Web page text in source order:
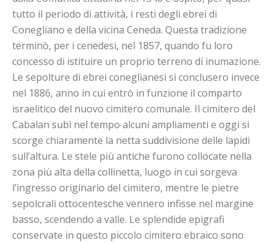
tutto il periodo di attività, i resti degli ebrei di
Conegliano e della vicina Ceneda. Questa tradizione
terminò, per i cenedesi, nel 1857, quando fu loro
concesso di istituire un proprio terreno di inumazione.
Le sepolture di ebrei coneglianesi si conclusero invece
nel 1886, anno in cui entrò in funzione il comparto
israelitico del nuovo cimitero comunale. Il cimitero del
Cabalan subì nel tempo alcuni ampliamenti e oggi si
scorge chiaramente la netta suddivisione delle lapidi
sull’altura. Le stele più antiche furono collocate nella
zona più alta della collinetta, luogo in cui sorgeva
l’ingresso originario del cimitero, mentre le pietre
sepolcrali ottocentesche vennero infisse nel margine
basso, scendendo a valle. Le splendide epigrafi
conservate in questo piccolo cimitero ebraico sono